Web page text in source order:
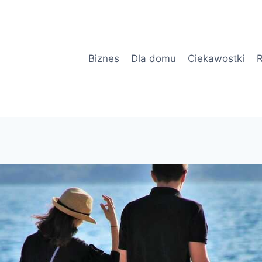
Biznes
Dla domu Ciekawostki